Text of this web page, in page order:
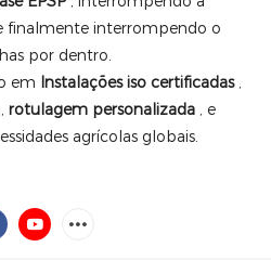
finalmente interrompendo o
por dentro.
em Instalações iso certificadas ,
rotulagem personalizada , e
agrícolas globais.